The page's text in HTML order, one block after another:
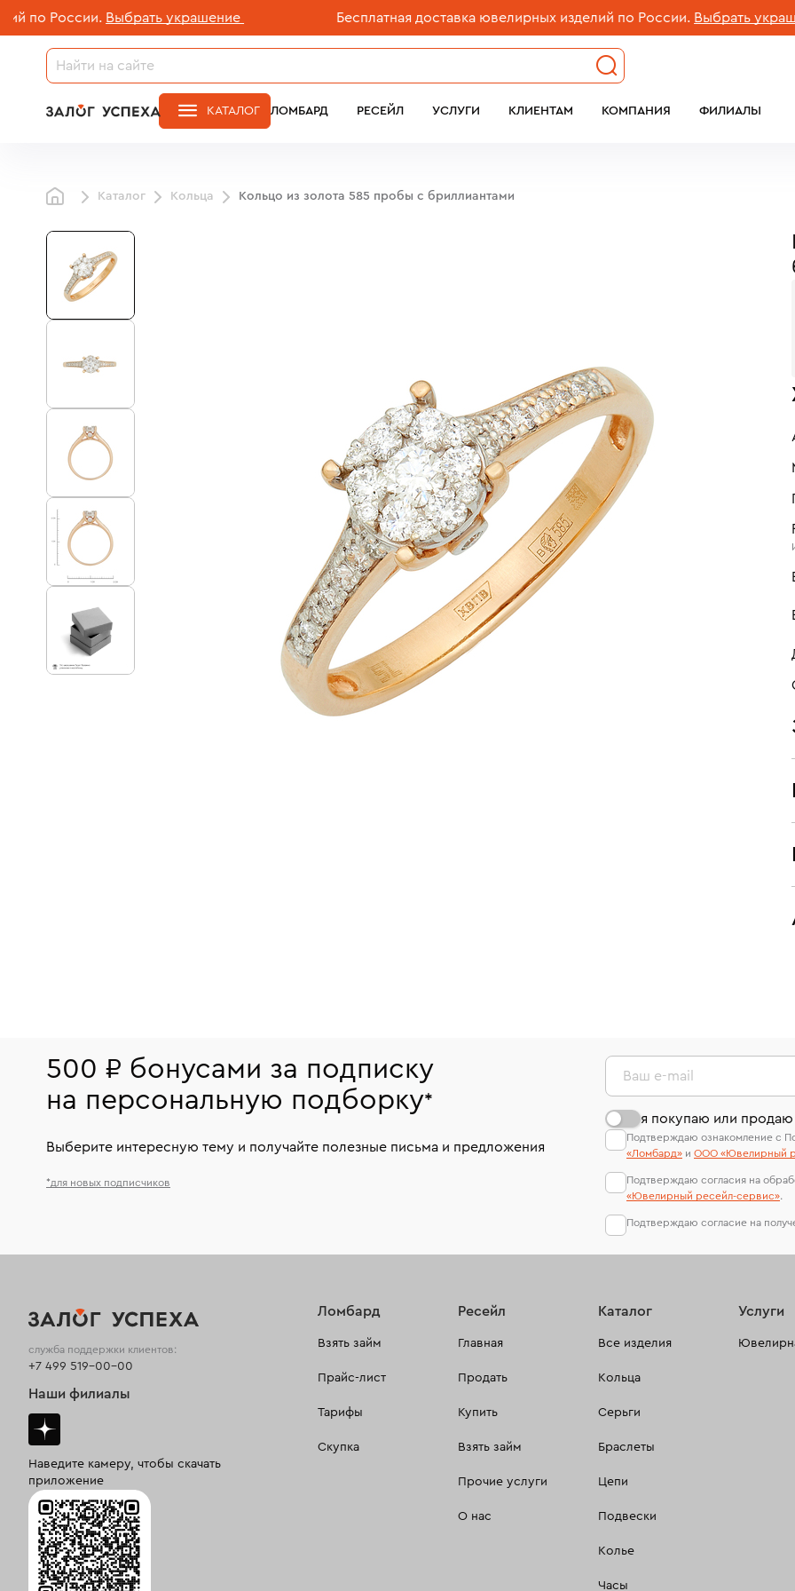
России. Выбрать украшение Бесплатная доставка ювелирных изделий по России. Выбрать
ЛОМБАРД РЕСЕЙЛ УСЛУГИ КЛИЕНТАМ КОМПАНИЯ ФИЛИАЛЫ
КАТАЛОГ
Каталог Кольца Кольцо из золота 585 пробы с бриллиантами
500 ₽ бонусами за подписку
на персональную подборку*
Выберите интересную тему и получайте полезные письма и предложения
*для новых подписчиков
Ваш e-mail
я покупаю или
Подтверждаю ознакомление с
«Ломбард» и ООО «Ювелирный
Подтверждаю согласия на
«Ювелирный ресейл-сервиc».
Подтверждаю согласие на
Ломбард
Взять займ
Прайс-лист
Тарифы
Скупка
Ресейл
Главная
Продать
Купить
Взять займ
Прочие услуги
О нас
Каталог
Все изделия
Кольца
Серьги
Браслеты
Цепи
Подвески
Колье
Часы
Услуги
служба поддержки клиентов:
+7 499 519-00-00
Наши филиалы
Наведите камеру, чтобы скачать
приложение